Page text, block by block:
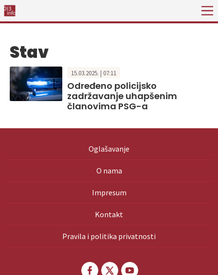
Stav
15.03.2025. | 07:11
Određeno policijsko
zadržavanje uhapšenim
članovima PSG-a
Oglašavanje
O nama
Impresum
Kontakt
Pravila i politika privatnosti